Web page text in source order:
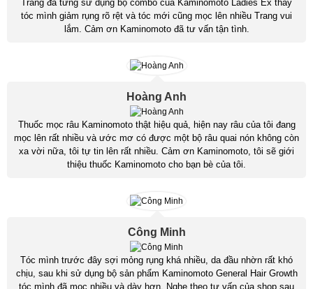
Trang đã từng sử dụng bộ combo của Kaminomoto Ladies Ex thấy
tóc mình giảm rụng rõ rệt và tóc mới cũng mọc lên nhiều Trang vui
lắm. Cảm ơn Kaminomoto đã tư vấn tận tình.
Hoàng Anh
Thuốc mọc râu Kaminomoto thật hiệu quả, hiện nay râu của tôi đang
mọc lên rất nhiều và ước mơ có được một bộ râu quai nón không còn
xa vời nữa, tôi tự tin lên rất nhiều. Cảm ơn Kaminomoto, tôi sẽ giới
thiệu thuốc Kaminomoto cho bạn bè của tôi.
Công Minh
Tóc mình trước đây sợi mỏng rụng khá nhiều, da đầu nhờn rất khó
chịu, sau khi sử dụng bộ sản phẩm Kaminomoto General Hair Growth
tóc mình đã mọc nhiều và dày hơn. Nghe theo tư vấn của shop sau